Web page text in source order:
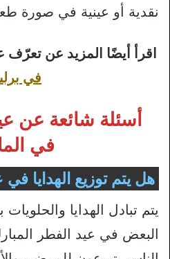
نقدية أو عينية في صورة
اقرأ أيضًا المزيد عن
في
في
هل يتم توزيع الهدايا
يتم تبادل الهدايا
البعض في عيد الفطر